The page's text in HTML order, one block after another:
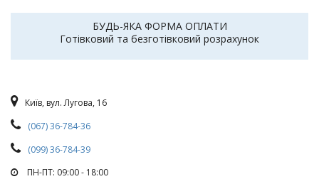
БУДЬ-ЯКА ФОРМА ОПЛАТИ
Готівковий та безготівковий розрахунок
Київ, вул. Лугова, 16
(067) 36-784-36
(099) 36-784-39
ПН-ПТ: 09:00 - 18:00